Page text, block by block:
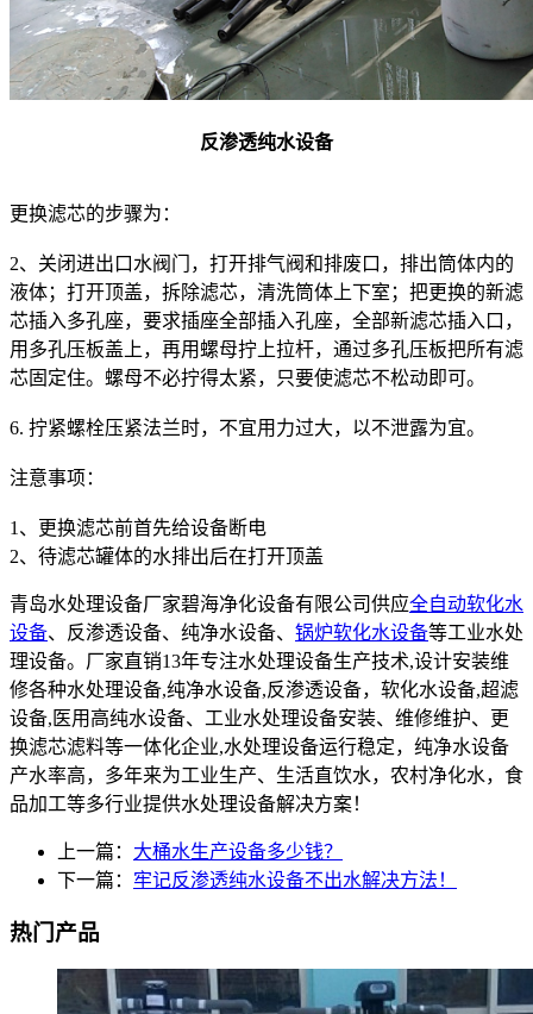
反渗透纯水设备
更换滤芯的步骤为：
2、关闭进出口水阀门，打开排气阀和排废口，排出筒体内的
液体；打开顶盖，拆除滤芯，清洗筒体上下室；把更换的新滤
芯插入多孔座，要求插座全部插入孔座，全部新滤芯插入口，
用多孔压板盖上，再用螺母拧上拉杆，通过多孔压板把所有滤
芯固定住。螺母不必拧得太紧，只要使滤芯不松动即可。
6. 拧紧螺栓压紧法兰时，不宜用力过大，以不泄露为宜。
注意事项：
1、更换滤芯前首先给设备断电
2、待滤芯罐体的水排出后在打开顶盖
青岛水处理设备厂家碧海净化设备有限公司供应全自动软化水
设备、反渗透设备、纯净水设备、 锅炉软化水设备等工业水处
理设备。厂家直销13年专注水处理设备生产技术,设计安装维
修各种水处理设备,纯净水设备,反渗透设备，软化水设备,超滤
设备,医用高纯水设备、工业水处理设备安装、维修维护、更
换滤芯滤料等一体化企业,水处理设备运行稳定，纯净水设备
产水率高，多年来为工业生产、生活直饮水，农村净化水，食
品加工等多行业提供水处理设备解决方案！
上一篇： 大桶水生产设备多少钱？
下一篇： 牢记反渗透纯水设备不出水解决方法！
热门产品